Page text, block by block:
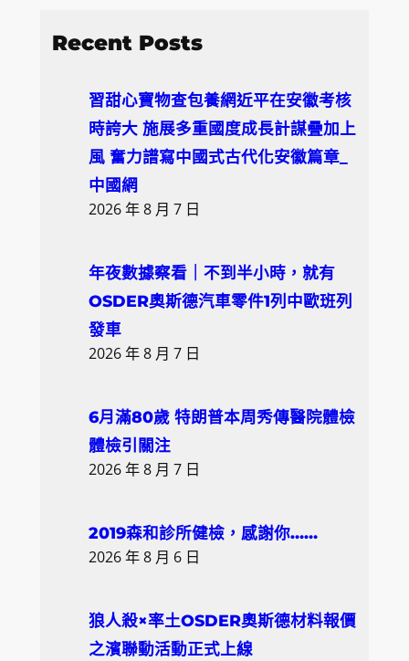
a
Recent Posts
習甜心寶物查包養網近平在安徽考核
時誇大 施展多重國度成長計謀疊加上
風 奮力譜寫中國式古代化安徽篇章_
中國網
2026 年 8 月 7 日
年夜數據察看｜不到半小時，就有
OSDER奧斯德汽車零件1列中歐班列
發車
2026 年 8 月 7 日
6月滿80歲 特朗普本周秀傳醫院體檢
體檢引關注
2026 年 8 月 7 日
2019森和診所健檢，感謝你……
2026 年 8 月 6 日
狼人殺×率土OSDER奧斯德材料報價
之濱聯動活動正式上線